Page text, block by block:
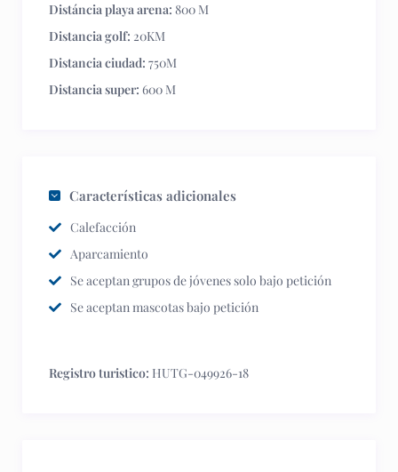
Distáncia playa arena: 800 M
Distancia golf: 20KM
Distancia ciudad: 750M
Distancia super: 600 M
Características adicionales
Calefacción
Aparcamiento
Se aceptan grupos de jóvenes solo bajo petición
Se aceptan mascotas bajo petición
Registro turistico: HUTG-049926-18